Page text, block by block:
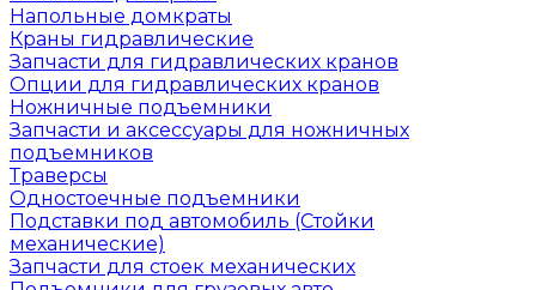
Напольные домкраты
Краны гидравлические
Запчасти для гидравлических кранов
Опции для гидравлических кранов
Ножничные подъемники
Запчасти и аксессуары для ножничных
подъемников
Траверсы
Одностоечные подъемники
Подставки под автомобиль (Стойки
механические)
Запчасти для стоек механических